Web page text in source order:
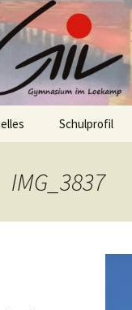
Schulprofil
IMG_3837